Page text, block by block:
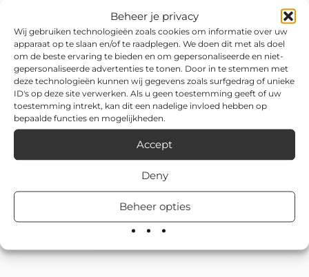
Beheer je privacy
Wij gebruiken technologieën zoals cookies om informatie over uw
apparaat op te slaan en/of te raadplegen. We doen dit met als doel
om de beste ervaring te bieden en om gepersonaliseerde en niet-
gepersonaliseerde advertenties te tonen. Door in te stemmen met
deze technologieën kunnen wij gegevens zoals surfgedrag of unieke
ID's op deze site verwerken. Als u geen toestemming geeft of uw
toestemming intrekt, kan dit een nadelige invloed hebben op
bepaalde functies en mogelijkheden.
Accept
Deny
Beheer opties